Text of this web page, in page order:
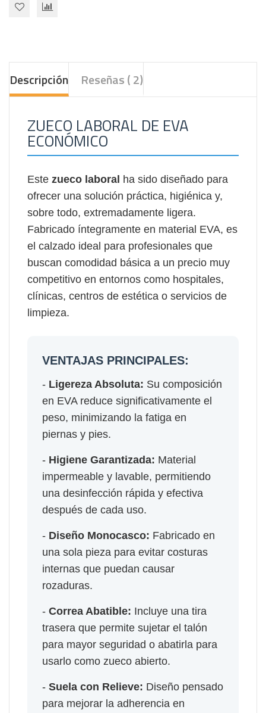
Descripción Reseñas ( 2)
ZUECO LABORAL DE EVA
ECONÓMICO
Este zueco laboral ha sido diseñado para
ofrecer una solución práctica, higiénica y,
sobre todo, extremadamente ligera.
Fabricado íntegramente en material EVA, es
el calzado ideal para profesionales que
buscan comodidad básica a un precio muy
competitivo en entornos como hospitales,
clínicas, centros de estética o servicios de
limpieza.
VENTAJAS PRINCIPALES:
- Ligereza Absoluta: Su composición
en EVA reduce significativamente el
peso, minimizando la fatiga en
piernas y pies.
- Higiene Garantizada: Material
impermeable y lavable, permitiendo
una desinfección rápida y efectiva
después de cada uso.
- Diseño Monocasco: Fabricado en
una sola pieza para evitar costuras
internas que puedan causar
rozaduras.
- Correa Abatible: Incluye una tira
trasera que permite sujetar el talón
para mayor seguridad o abatirla para
usarlo como zueco abierto.
- Suela con Relieve: Diseño pensado
para mejorar la adherencia en